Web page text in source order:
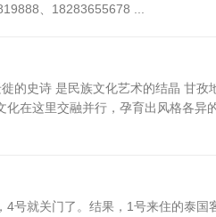
、​18283655678 ...
的史诗 是民族文化艺术的结晶 甘孜
在这里交融并行，孕育出风格各异
号就关门了。结果，1号来住的泰国